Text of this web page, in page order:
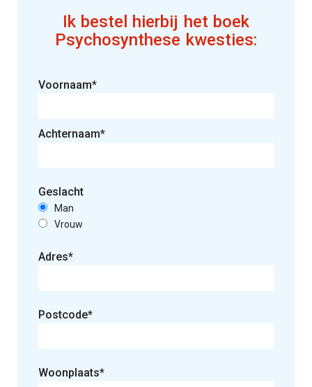
Ik bestel hierbij het boek
Psychosynthese kwesties:
Voornaam*
Achternaam*
Geslacht
Man
Vrouw
Adres*
Postcode*
Woonplaats*